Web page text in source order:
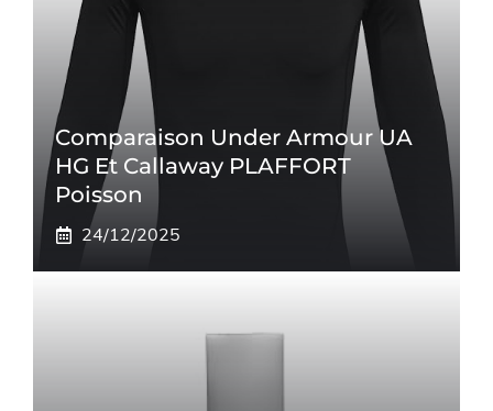
Comparaison Under Armour UA
HG Et Callaway PLAFFORT
Poisson
24/12/2025